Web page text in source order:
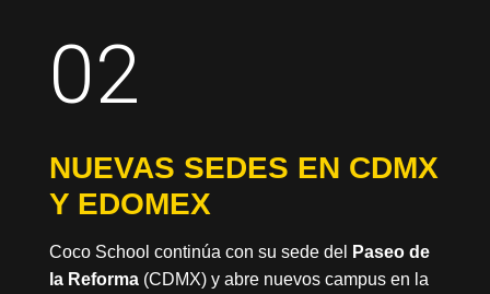
02
NUEVAS SEDES EN CDMX
Y EDOMEX
Coco School continúa con su sede del
Paseo de
la Reforma(CDMX) y abre nuevos campus en la